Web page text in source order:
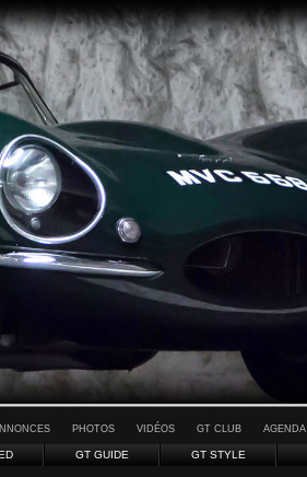
PHOTOS VIDÉOS GT CLUB AGENDA
GT GUIDE GT STYLE